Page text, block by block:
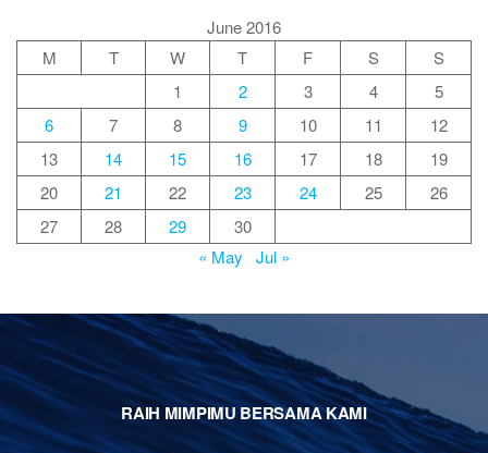
June 2016
M
T W T F S
S
1
2 3 4
5
6
7 8 9 10 11
12
13
14 15 16 17 18
19
20
21 22 23 24 25
26
27
28 29
30
« May
Jul »
RAIH MIMPIMU BERSAMA KAMI